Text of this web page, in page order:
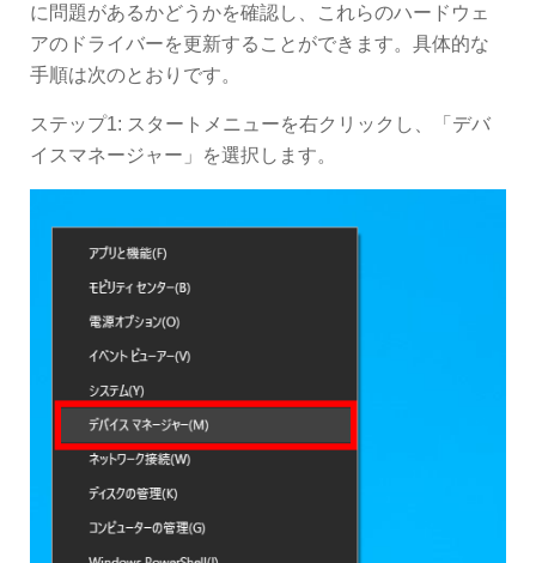
に問題があるかどうかを確認し、これらのハードウェ
アのドライバーを更新することができます。具体的な
手順は次のとおりです。
ステップ1: スタートメニューを右クリックし、「デバ
イスマネージャー」を選択します。